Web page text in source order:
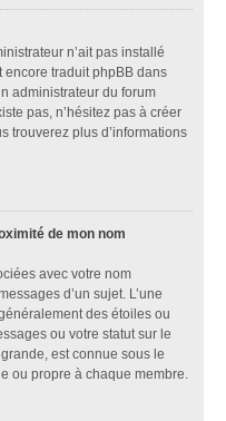
n’ait pas installé
encore traduit phpBB dans
administrateur du forum
pas, n’hésitez pas à créer
trouverez plus d’informations
de mon nom
avec votre nom
d’un sujet. L’une
des étoiles ou
ou votre statut sur le
est connue sous le
ou propre à chaque membre.